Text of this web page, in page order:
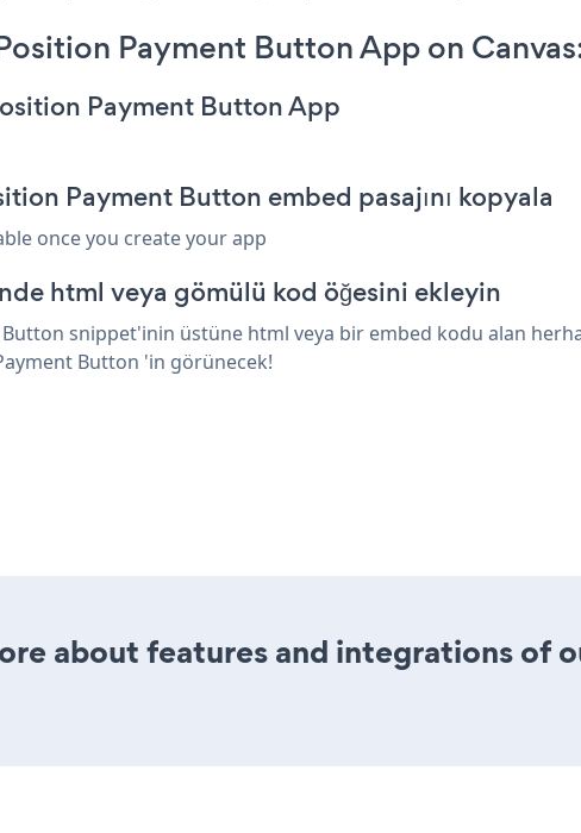
Payment Button App on
Payment Button App
Payment Button embed pasajını kopyala
once you create your app
html veya gömülü kod öğesini ekleyin
snippet'inin üstüne html veya bir embed kodu alan
Button 'in görünecek!
about features and integrations of